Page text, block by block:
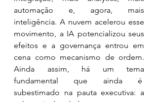
automação e, agora, mais
inteligência. A nuvem acelerou esse
movimento, a IA potencializou seus
efeitos e a governança entrou em
cena como mecanismo de ordem.
Ainda assim, há um tema
fundamental que ainda é
subestimado na pauta executiva: a